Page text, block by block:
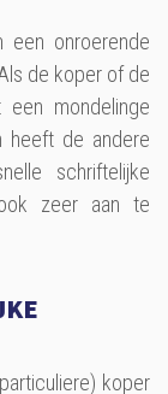
een onroerende
de koper of de
mondelinge
heeft de andere
schriftelijke
zeer aan te
koper